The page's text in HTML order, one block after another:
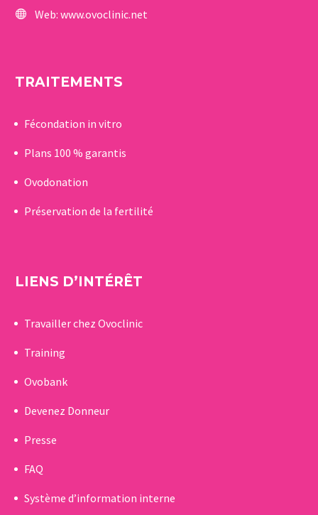
Web: www.ovoclinic.net
TRAITEMENTS
Fécondation in vitro
Plans 100 % garantis
Ovodonation
Préservation de la fertilité
LIENS D’INTÉRÊT
Travailler chez Ovoclinic
Training
Ovobank
Devenez Donneur
Presse
FAQ
Système d’information interne